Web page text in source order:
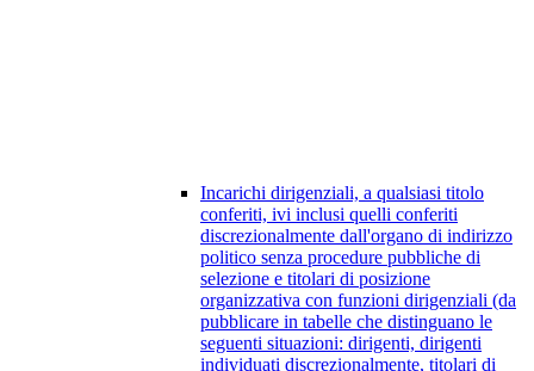
Incarichi dirigenziali, a qualsiasi titolo
conferiti, ivi inclusi quelli conferiti
discrezionalmente dall'organo di indirizzo
politico senza procedure pubbliche di
selezione e titolari di posizione
organizzativa con funzioni dirigenziali (da
pubblicare in tabelle che distinguano le
seguenti situazioni: dirigenti, dirigenti
individuati discrezionalmente, titolari di